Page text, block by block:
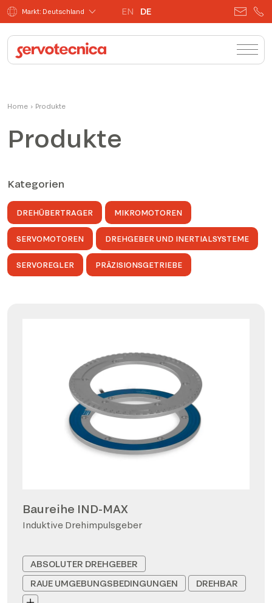
Markt: Deutschland EN DE
Home › Produkte
Produkte
Kategorien
DREHÜBERTRAGER MIKROMOTOREN
SERVOMOTOREN DREHGEBER UND INERTIALSYSTEME
SERVOREGLER PRÄZISIONSGETRIEBE
Baureihe IND-MAX
Induktive Drehimpulsgeber
ABSOLUTER DREHGEBER
RAUE UMGEBUNGSBEDINGUNGEN
DREHBAR